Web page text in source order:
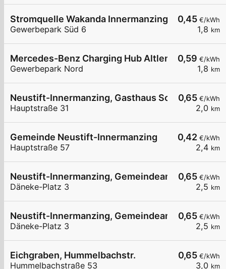
0,45 €/kWh
1,8 km
Stromquelle Wakanda Innermanzing
Gewerbepark Süd 6
0,59 €/kWh
1,8 km
Mercedes-Benz Charging Hub Altlengbach
Gewerbepark Nord
0,65 €/kWh
2,0 km
Neustift-Innermanzing, Gasthaus Schilling
Hauptstraße 31
0,42 €/kWh
2,4 km
Gemeinde Neustift-Innermanzing
Hauptstraße 57
0,65 €/kWh
2,5 km
Neustift-Innermanzing, Gemeindeamt
Däneke-Platz 3
0,65 €/kWh
2,5 km
Neustift-Innermanzing, Gemeindeamt
Däneke-Platz 3
0,65 €/kWh
3,0 km
Eichgraben, Hummelbachstr.
Hummelbachstraße 53